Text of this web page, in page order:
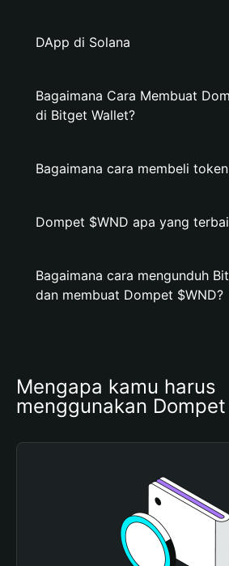
DApp di Solana
Bagaimana Cara Membuat
di Bitget Wallet?
Bagaimana cara membeli
Dompet $WND apa yang
Bagaimana cara mengunduh
dan membuat Dompet $WND?
Mengapa kamu harus
menggunakan